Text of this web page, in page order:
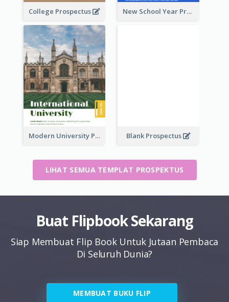
College Prospectus New School Year Prospectus
Modern University Prospectus Blank Prospectus
LIHAT SEMUA TEMPLAT PROSPEKTUS
Buat Flipbook Sekarang
Siap Membuat Flip Book Untuk Jutaan Pembaca
Di Seluruh Dunia?
MEMBUAT BUKU FLIP